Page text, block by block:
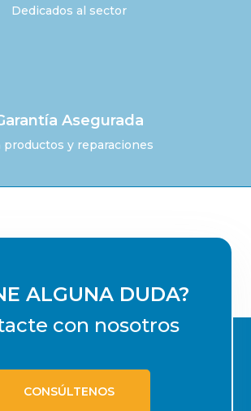
Dedicados al sector
Asegurada
productos y reparaciones
ALGUNA DUDA?
con nosotros
CONSÚLTENOS